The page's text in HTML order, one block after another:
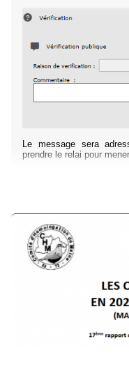
Le message sera
prendre le relai pour